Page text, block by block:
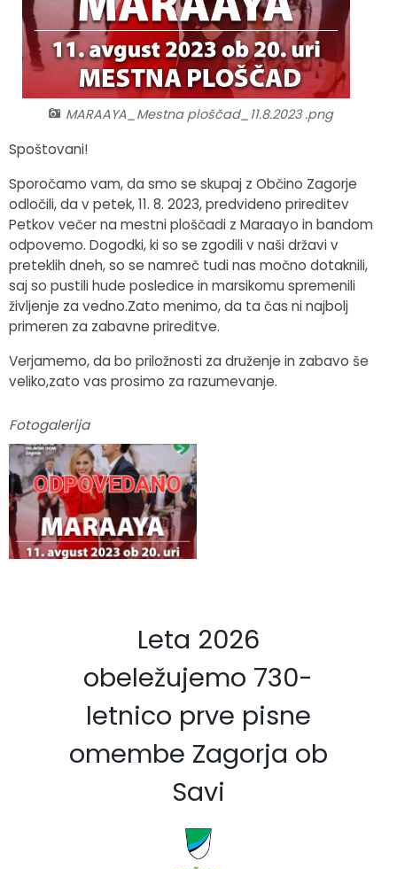
MARAAYA_Mestna ploščad_11.8.2023 .png
Spoštovani!
Sporočamo vam, da smo se skupaj z Občino Zagorje
odločili, da v petek, 11. 8. 2023, predvideno prireditev
Petkov večer na mestni ploščadi z Maraayo in bandom
odpovemo. Dogodki, ki so se zgodili v naši državi v
preteklih dneh, so se namreč tudi nas močno dotaknili,
saj so pustili hude posledice in marsikomu spremenili
življenje za vedno.Zato menimo, da ta čas ni najbolj
primeren za zabavne prireditve.
Verjamemo, da bo priložnosti za druženje in zabavo še
veliko,zato vas prosimo za razumevanje.
Fotogalerija
Leta 2026
obeležujemo 730-
letnico prve pisne
omembe Zagorja ob
Savi
Fotogalerija
Občinska volilna komisija
Medobčinski inšpektorat in redarstvo
Koledar dogodkov
Zapore cest
Okoljski podatki
Lokalne volitve
Strateški dokumenti
Katalog informacij javnega značaja